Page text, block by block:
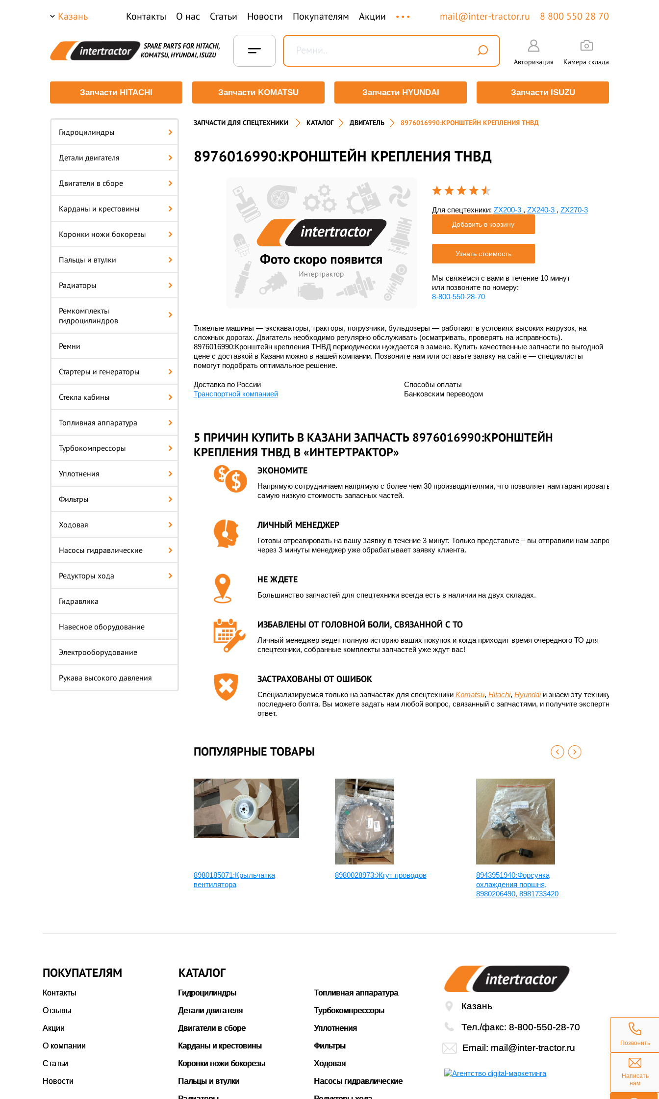
Казань Контакты О нас Статьи Новости Покупателям Акции ... mail@inter-tractor.ru 8 800 550 28 70
Авторизация Камера склада
Запчасти HITACHI Запчасти KOMATSU Запчасти HYUNDAI Запчасти ISUZU
Гидроцилиндры
Детали двигателя
Двигатели в сборе
Карданы и крестовины
Коронки ножи бокорезы
Пальцы и втулки
Радиаторы
Ремкомплекты
гидроцилиндров
Ремни
Стартеры и генераторы
Стекла кабины
Топливная аппаратура
Турбокомпрессоры
Уплотнения
Фильтры
Ходовая
Насосы гидравлические
Редукторы хода
Гидравлика
Навесное оборудование
Электрооборудование
Рукава высокого давления
ЗАПЧАСТИ ДЛЯ СПЕЦТЕХНИКИ КАТАЛОГ ДВИГАТЕЛЬ 8976016990:КРОНШТЕЙН КРЕПЛЕНИЯ ТНВД
8976016990:КРОНШТЕЙН КРЕПЛЕНИЯ ТНВД
Для спецтехники: ZX200-3 , ZX240-3 , ZX270-3
Добавить в корзину
Узнать стоимость
Мы свяжемся с вами в течение 10 минут
или позвоните по номеру:
8-800-550-28-70
Тяжелые машины — экскаваторы, тракторы, погрузчики, бульдозеры — работают в условиях высоких нагрузок, на
сложных дорогах. Двигатель необходимо регулярно обслуживать (осматривать, проверять на исправность).
8976016990:Кронштейн крепления ТНВД периодически нуждается в замене. Купить качественные запчасти по выгодной
цене с доставкой в Казани можно в нашей компании. Позвоните нам или оставьте заявку на сайте — специалисты
помогут подобрать оптимальное решение.
Доставка по России
Транспортной компанией
Способы оплаты
Банковским переводом
5 ПРИЧИН КУПИТЬ В КАЗАНИ ЗАПЧАСТЬ 8976016990:КРОНШТЕЙН
КРЕПЛЕНИЯ ТНВД В «ИНТЕРТРАКТОР»
ЭКОНОМИТЕ
Напрямую сотрудничаем напрямую с более чем 30 производителями, что позволяет нам гарантировать
самую низкую стоимость запасных частей.
ЛИЧНЫЙ МЕНЕДЖЕР
Готовы отреагировать на вашу заявку в течение 3 минут. Только представьте – вы отправили нам запрос, а
через 3 минуты менеджер уже обрабатывает заявку клиента.
НЕ ЖДЕТЕ
Большинство запчастей для спецтехники всегда есть в наличии на двух складах.
ИЗБАВЛЕНЫ ОТ ГОЛОВНОЙ БОЛИ, СВЯЗАННОЙ С ТО
Личный менеджер ведет полную историю ваших покупок и когда приходит время очередного ТО для
спецтехники, собранные комплекты запчастей уже ждут вас!
ЗАСТРАХОВАНЫ ОТ ОШИБОК
Специализируемся только на запчастях для спецтехники Komatsu, Hitachi, Hyundaiи знаем эту технику до
последнего болта. Вы можете задать нам любой вопрос, связанный с запчастями, и получите экспертный
ответ.
ПОПУЛЯРНЫЕ ТОВАРЫ
8980185071:Крыльчатка
вентилятора
8980028973:Жгут проводов
8943951940:Форсунка
охлаждения поршня,
8980206490, 8981733420
ПОКУПАТЕЛЯМ
Контакты
Отзывы
Акции
О компании
Статьи
Новости
КАТАЛОГ
Гидроцилиндры
Детали двигателя
Двигатели в сборе
Карданы и крестовины
Коронки ножи бокорезы
Пальцы и втулки
Топливная аппаратура
Турбокомпрессоры
Уплотнения
Фильтры
Ходовая
Насосы гидравлические
Казань
Тел./факс: 8-800-550-28-70
Email: mail@inter-tractor.ru Позвонить
Написать
нам